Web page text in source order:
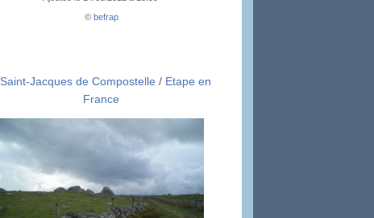
© befrap
Saint-Jacques de Compostelle / Etape en
France